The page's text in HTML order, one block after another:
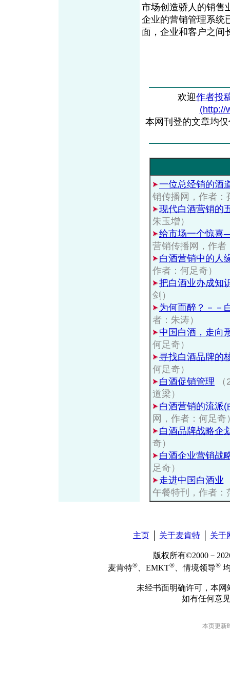
市场创造骄人的销售
企业的营销管理系统
面，企业和客户之间
欢迎作者投
(http://
本网刊登的文章均
一位总经销的酒
销传播网，作者：
现代白酒营销的
朱玉增）
给市场一个惊
营销传播网，作者
白酒营销中的人
作者：何足奇）
把白酒业办成知
剑）
为何而醉？－－
者：朱涛）
中国白酒，走向
何足奇）
寻找白酒品牌的
何足奇）
白酒促销管理
道梁）
白酒营销的流派
网，作者：何足奇
白酒品牌战略企
奇）
白酒企业营销战
足奇）
走进中国白酒业
午餐特刊，作者：
主页│ 关于麦肯特│ 关于
版权所有©2000－
麦肯特® 、EMKT® 、情境领导®
未经书面明确许可，本
如有任何意
本页更新